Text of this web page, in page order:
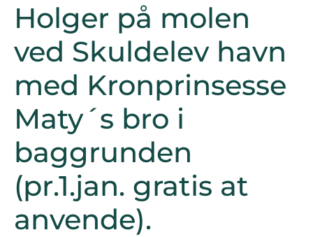
Holger på molen
ved Skuldelev havn
med Kronprinsesse
Maty´s bro i
baggrunden
(pr.1.jan. gratis at
anvende).